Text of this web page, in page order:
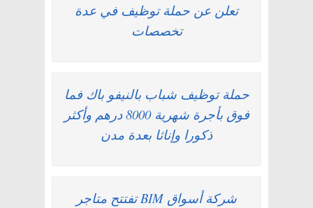
تعلن عن حملة توظيف في عدة
تخصصات
حملة توظيف شباب بالنيفو باك فما
فوق بأجرة شهرية 8000 درهم وأكثر
ذكورا وإناثا بعدة مدن
شركة أسواق BIM تفتتح متاجر